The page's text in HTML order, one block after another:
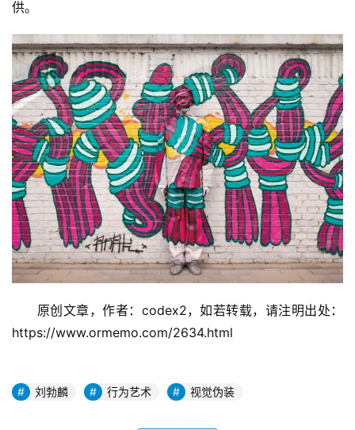
供。
原创文章，作者：codex2，如若转载，请注明出处：
https://www.ormemo.com/2634.html
刘勃麟 行为艺术 视觉伪装